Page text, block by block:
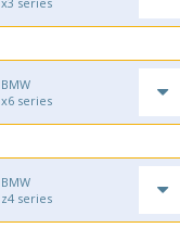
BMW
x6 series
BMW
z4 series